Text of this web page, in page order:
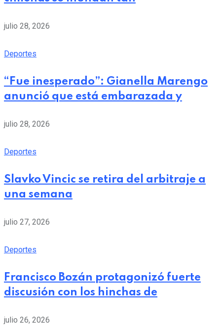
julio 28, 2026
Deportes
“Fue inesperado”: Gianella Marengo
anunció que está embarazada y
julio 28, 2026
Deportes
Slavko Vincic se retira del arbitraje a
una semana
julio 27, 2026
Deportes
Francisco Bozán protagonizó fuerte
discusión con los hinchas de
julio 26, 2026